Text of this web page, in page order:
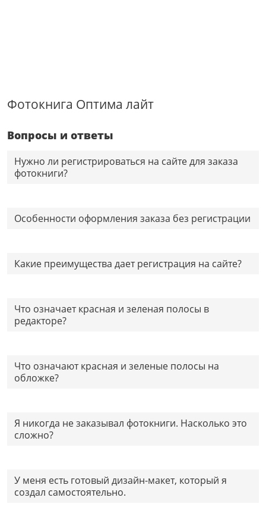
Фотокнига Оптима лайт
Вопросы и ответы
Нужно ли регистрироваться на сайте для заказа
фотокниги?
Особенности оформления заказа без регистрации
Какие преимущества дает регистрация на сайте?
Что означает красная и зеленая полосы в
редакторе?
Что означают красная и зеленые полосы на
обложке?
Я никогда не заказывал фотокниги. Насколько это
сложно?
У меня есть готовый дизайн-макет, который я
создал самостоятельно.